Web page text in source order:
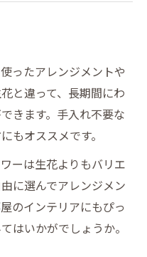
ったアレンジメントや
と違って、長期間にわ
きます。手入れ不要な
もオススメです。
ーは生花よりもバリエ
に選んでアレンジメン
のインテリアにもぴっ
はいかがでしょうか。